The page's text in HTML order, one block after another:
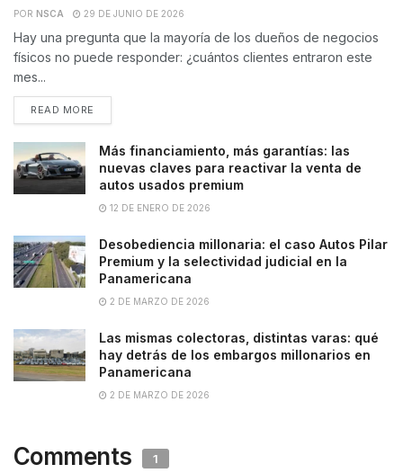
POR NSCA 29 DE JUNIO DE 2026
Hay una pregunta que la mayoría de los dueños de negocios
físicos no puede responder: ¿cuántos clientes entraron este
mes...
READ MORE
Más financiamiento, más garantías: las
nuevas claves para reactivar la venta de
autos usados premium
12 DE ENERO DE 2026
Desobediencia millonaria: el caso Autos Pilar
Premium y la selectividad judicial en la
Panamericana
2 DE MARZO DE 2026
Las mismas colectoras, distintas varas: qué
hay detrás de los embargos millonarios en
Panamericana
2 DE MARZO DE 2026
Comments 1